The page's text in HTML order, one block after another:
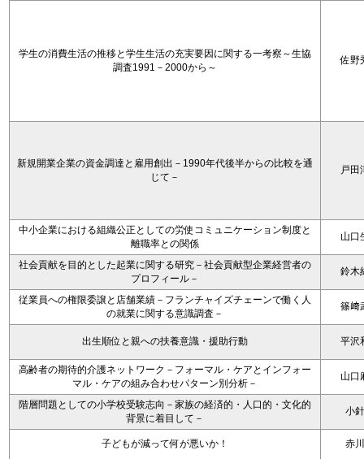
学生の消費生活の推移と学生生活の充実要因に関する一考察～生協
調査1991－2000から～
佐野
新規開業企業の資金調達と雇用創出－1990年代後半からの比較を通
じて－
戸田
中小企業における組織公正としての労使コミュニケーション制度と
離職率との関係
山口
社会貢献を目的とした起業に関する研究－社会貢献型企業経営者の
プロフィール－
鈴木
従業員への権限委譲と店舗業績－フランチャイズチェーンで働く人
の就業に関する意識調査－
篠﨑
出生順位と親への扶養意識・援助行動 平沢
高齢者の期待的介護ネットワーク－フォーマル・ケアとインフォー
マル・ケアの組み合わせパターン別分析－
山口
階層問題としての小学校受験志向－家族の経済的・人口的・文化的
背景に着目して－
小
子どもが減って何が悪いか！ 赤